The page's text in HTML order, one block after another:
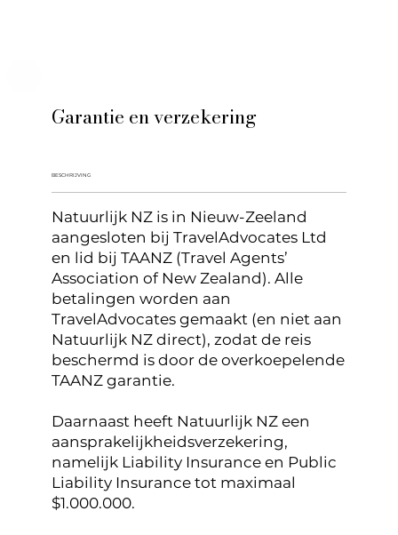
Garantie en verzekering
BESCHRIJVING
Natuurlijk NZ is in Nieuw-Zeeland
aangesloten bij TravelAdvocates Ltd
en lid bij TAANZ (Travel Agents’
Association of New Zealand). Alle
betalingen worden aan
TravelAdvocates gemaakt (en niet aan
Natuurlijk NZ direct), zodat de reis
beschermd is door de overkoepelende
TAANZ garantie.
Daarnaast heeft Natuurlijk NZ een
aansprakelijkheidsverzekering,
namelijk Liability Insurance en Public
Liability Insurance tot maximaal
$1.000.000.